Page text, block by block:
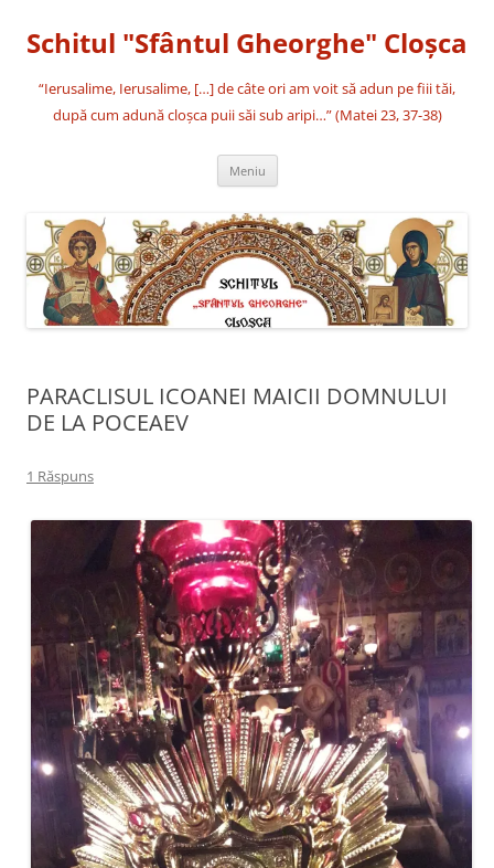
conținut
Schitul "Sfântul Gheorghe" Cloşca
“Ierusalime, Ierusalime, […] de câte ori am voit să adun pe fiii tăi,
după cum adună cloşca puii săi sub aripi…” (Matei 23, 37-38)
Meniu
PARACLISUL ICOANEI MAICII DOMNULUI
DE LA POCEAEV
1 Răspuns